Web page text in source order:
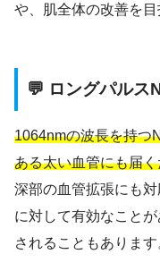
や、肌全体の改善を目
💬 ロングパルス
1064nmの波長を持つ
ある太い血管にも届
深部の血管拡張にも
に対して有効なこと
されることもあります